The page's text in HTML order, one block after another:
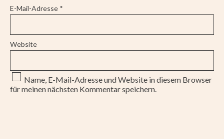
E-Mail-Adresse *
Website
Name, E-Mail-Adresse und Website in diesem Browser
für meinen nächsten Kommentar speichern.